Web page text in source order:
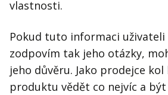
vlastnosti.
Pokud tuto informaci
zodpovím tak jeho otázky,
jeho důvěru. Jako prodejce
produktu vědět co nejvíc a